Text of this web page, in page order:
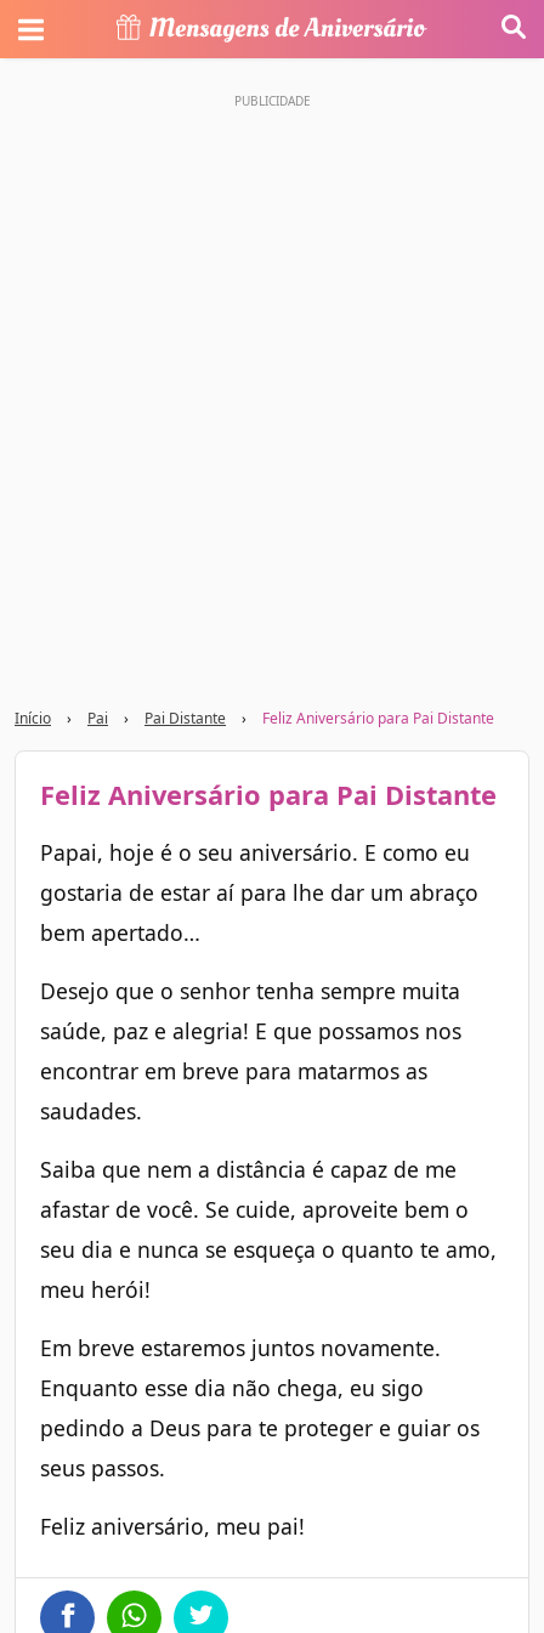
Início › Pai › Pai Distante › Feliz Aniversário para Pai Distante
Feliz Aniversário para Pai Distante
Papai, hoje é o seu aniversário. E como eu
gostaria de estar aí para lhe dar um abraço
bem apertado…
Desejo que o senhor tenha sempre muita
saúde, paz e alegria! E que possamos nos
encontrar em breve para matarmos as
saudades.
Saiba que nem a distância é capaz de me
afastar de você. Se cuide, aproveite bem o
seu dia e nunca se esqueça o quanto te amo,
meu herói!
Em breve estaremos juntos novamente.
Enquanto esse dia não chega, eu sigo
pedindo a Deus para te proteger e guiar os
seus passos.
Feliz aniversário, meu pai!